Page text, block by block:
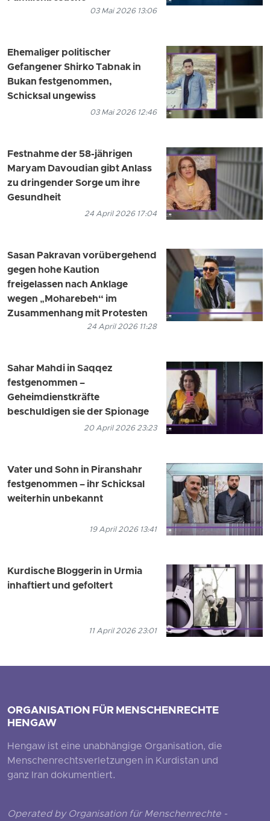
03 Mai 2026 13:06
Ehemaliger politischer
Gefangener Shirko Tabnak in
Bukan festgenommen,
Schicksal ungewiss
03 Mai 2026 12:46
Festnahme der 58-jährigen
Maryam Davoudian gibt Anlass
zu dringender Sorge um ihre
Gesundheit
24 April 2026 17:04
Sasan Pakravan vorübergehend
gegen hohe Kaution
freigelassen nach Anklage
wegen „Moharebeh“ im
Zusammenhang mit Protesten
24 April 2026 11:28
Sahar Mahdi in Saqqez
festgenommen –
Geheimdienstkräfte
beschuldigen sie der Spionage
20 April 2026 23:23
Vater und Sohn in Piranshahr
festgenommen – ihr Schicksal
weiterhin unbekannt
19 April 2026 13:41
Kurdische Bloggerin in Urmia
inhaftiert und gefoltert
11 April 2026 23:01
ORGANISATION FÜR MENSCHENRECHTE
HENGAW
Hengaw ist eine unabhängige Organisation, die
Menschenrechtsverletzungen in Kurdistan und
ganz Iran dokumentiert.
Operated by Organisation für Menschenrechte -